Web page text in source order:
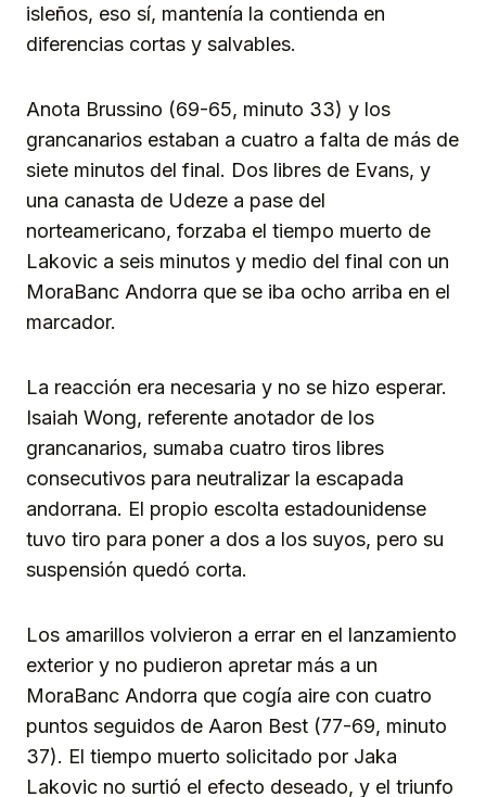
isleños, eso sí, mantenía la contienda en
diferencias cortas y salvables.
Anota Brussino (69-65, minuto 33) y los
grancanarios estaban a cuatro a falta de más de
siete minutos del final. Dos libres de Evans, y
una canasta de Udeze a pase del
norteamericano, forzaba el tiempo muerto de
Lakovic a seis minutos y medio del final con un
MoraBanc Andorra que se iba ocho arriba en el
marcador.
La reacción era necesaria y no se hizo esperar.
Isaiah Wong, referente anotador de los
grancanarios, sumaba cuatro tiros libres
consecutivos para neutralizar la escapada
andorrana. El propio escolta estadounidense
tuvo tiro para poner a dos a los suyos, pero su
suspensión quedó corta.
Los amarillos volvieron a errar en el lanzamiento
exterior y no pudieron apretar más a un
MoraBanc Andorra que cogía aire con cuatro
puntos seguidos de Aaron Best (77-69, minuto
37). El tiempo muerto solicitado por Jaka
Lakovic no surtió el efecto deseado, y el triunfo